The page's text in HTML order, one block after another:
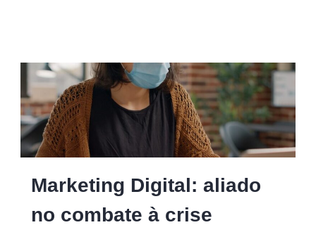
Marketing Digital: aliado
no combate à crise